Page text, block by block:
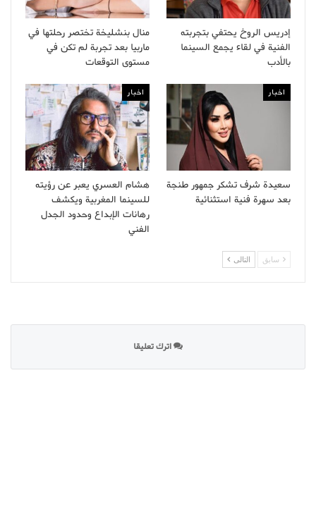
إدريس الروخ يحتفي بتجربته
الفنية في لقاء يجمع السينما
بالأدب
منال بنشليخة تختصر رحلتها في
ماربيا بعد تجربة لم تكن في
مستوى التوقعات
اخبار
سعيدة شرف تشكر جمهور طنجة
بعد سهرة فنية استثنائية
اخبار
هشام العسري يعبر عن رؤيته
للسينما المغربية ويكشف
رهانات الإبداع وحدود الجدل
الفني
سابق التالى
اترك تعليقا